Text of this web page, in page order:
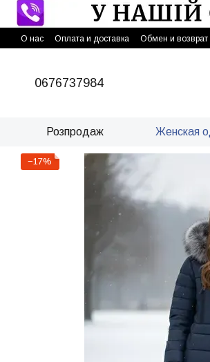
Перейти к основному контенту
О нас Оплата и доставка Обмен и возврат
0676737984
Розпродаж Женская
−17%